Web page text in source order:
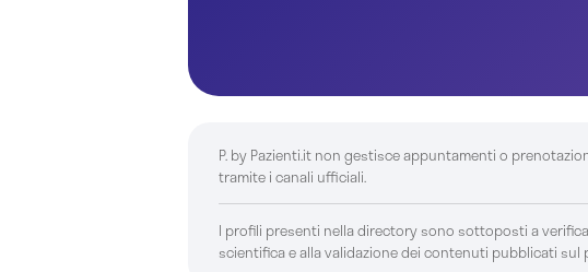
P. by Pazienti.it non gestisce appuntamenti o
tramite i canali ufficiali.
I profili presenti nella directory sono sottoposti a
scientifica e alla validazione dei contenuti pubblicati sul